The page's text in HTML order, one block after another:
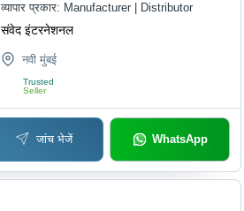
व्यापार प्रकार: Manufacturer | Distributor
संवेद इंटरनेशनल
नवी मुंबई
Trusted
Seller
जांच भेजें WhatsApp